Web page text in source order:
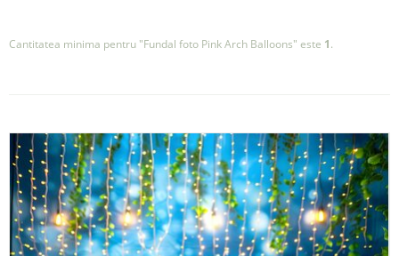
Cantitatea minima pentru "Fundal foto Pink Arch Balloons" este 1.